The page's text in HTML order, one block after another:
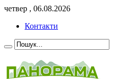
четвер , 06.08.2026
Контакти